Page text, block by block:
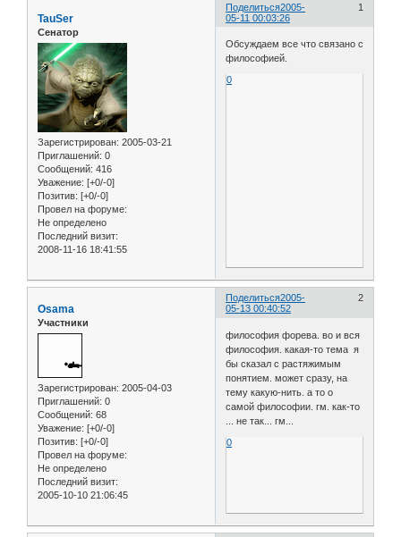
Поделиться 1
2005-
05-11 00:03:26
TauSer
Сенатор
Зарегистрирован: 2005-03-21
Приглашений: 0
Сообщений: 416
Уважение: [+0/-0]
Позитив: [+0/-0]
Провел на форуме:
Не определено
Последний визит:
2008-11-16 18:41:55
Обсуждаем все что связано с
философией.
0
Поделиться 2
2005-
05-13 00:40:52
Osama
Участники
Зарегистрирован: 2005-04-03
Приглашений: 0
Сообщений: 68
Уважение: [+0/-0]
Позитив: [+0/-0]
Провел на форуме:
Не определено
Последний визит:
2005-10-10 21:06:45
философия форева. во и вся
философия. какая-то тема я
бы сказал с растяжимым
понятием. может сразу, на
тему какую-нить. а то о
самой философии. гм. как-то
... не так... гм...
0